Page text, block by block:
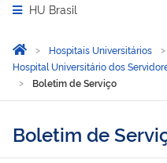
Abrir menu principal de
HU Brasil
Você está aqui:
Página Inicial
Hospitais Universitários
Hospital Universitário dos
Boletim de Serviço
Boletim de